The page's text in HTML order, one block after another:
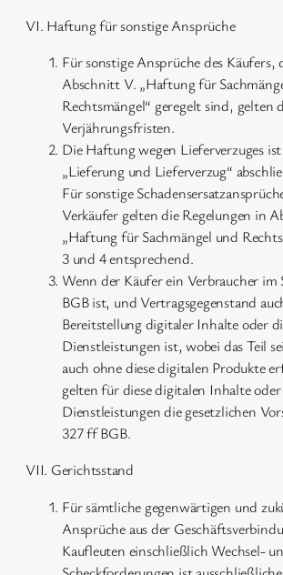
VI. Haftung für sonstige Ansprüche
Für sonstige Ansprüche des
Abschnitt V. „Haftung für
Rechtsmängel“ geregelt sind, gelten
Verjährungsfristen.
Die Haftung wegen Lieferverzuges
„Lieferung und Lieferverzug“
Für sonstige
Verkäufer gelten die Regelungen in
„Haftung für Sachmängel und
3 und 4 entsprechend.
Wenn der Käufer ein Verbraucher im
BGB ist, und Vertragsgegenstand
Bereitstellung digitaler Inhalte oder
Dienstleistungen ist, wobei das Teil
auch ohne diese digitalen Produkte
gelten für diese digitalen Inhalte
Dienstleistungen die gesetzlichen
327 ff BGB.
VII. Gerichtsstand
Für sämtliche gegenwärtigen und
Ansprüche aus der
Kaufleuten einschließlich Wechsel-